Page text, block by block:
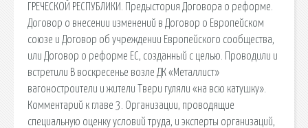
ГРЕЧЕСКОЙ РЕСПУБЛИКИ. Предыстория Договора о реформе.
Договор о внесении изменений в Договор о Европейском
союзе и Договор об учреждении Европейского сообщества,
или Договор о реформе ЕС, созданный с целью. Проводили и
встретили В воскресенье возле ДК «Металлист»
вагоностроители и жители Твери гуляли «на всю катушку».
Комментарий к главе 3. Организации, проводящие
специальную оценку условий труда, и эксперты организаций,